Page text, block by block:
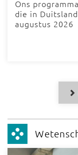
Ons
die in
augustus 2026